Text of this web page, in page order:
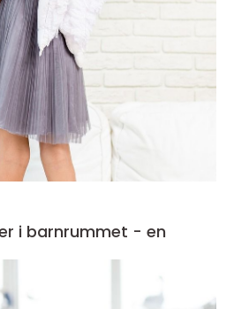
i barnrummet - en